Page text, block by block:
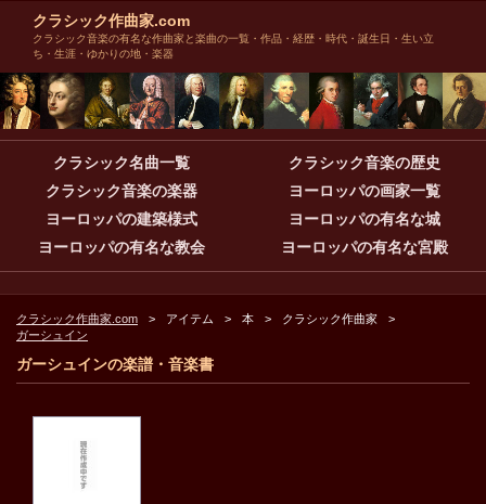
クラシック作曲家.com
クラシック音楽の有名な作曲家と楽曲の一覧・作品・経歴・時代・誕生日・生い立
ち・生涯・ゆかりの地・楽器
クラシック名曲一覧
クラシック音楽の歴史
クラシック音楽の楽器
ヨーロッパの画家一覧
ヨーロッパの建築様式
ヨーロッパの有名な城
ヨーロッパの有名な教会
ヨーロッパの有名な宮殿
クラシック作曲家.com アイテム 本
クラシック作曲家
ガーシュイン
ガーシュインの楽譜・音楽書